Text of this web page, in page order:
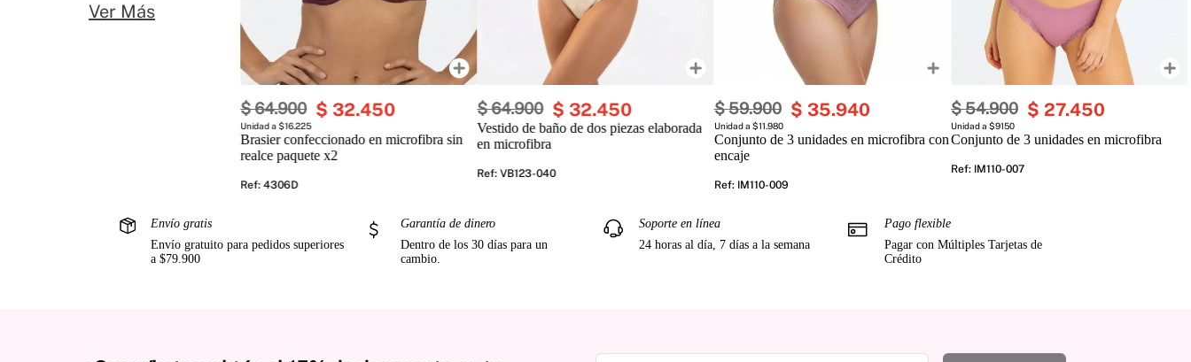
Ver Más
$64.900 $ 32.450
Unidad a $16.225
Brasier confeccionado en microfibra sin
realce paquete x2
Ref:4306D
$64.900 $ 32.450
Vestido de baño de dos piezas elaborada
en microfibra
Ref:VB123-040
$59.900 $ 35.940
Unidad a $11.980
Conjunto de 3 unidades en microfibra con
encaje
Ref: IM110-009
$54.900 $ 27.450
Unidad a $9150
Conjunto de 3 unidades en microfibra
Ref: IM110-007
Envío gratis
Envío gratuito para pedidos superiores
a $79.900
Garantía de dinero
Dentro de los 30 días para un
cambio.
Soporte en línea
24 horas al día, 7 días a la semana
Pago flexible
Pagar con Múltiples Tarjetas de
Crédito